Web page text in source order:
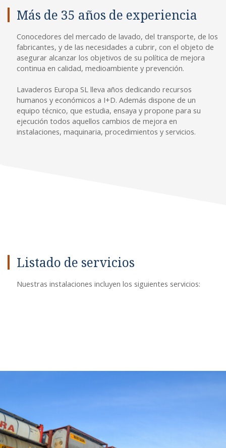
Más de 35 años de experiencia
Conocedores del mercado de lavado, del transporte, de los
fabricantes, y de las necesidades a cubrir, con el objeto de
asegurar alcanzar los objetivos de su política de mejora
continua en calidad, medioambiente y prevención.
Lavaderos Europa SL lleva años dedicando recursos
humanos y económicos a I+D. Además dispone de un
equipo técnico, que estudia, ensaya y propone para su
ejecución todos aquellos cambios de mejora en
instalaciones, maquinaria, procedimientos y servicios.
Listado de servicios
Nuestras instalaciones incluyen los siguientes servicios: